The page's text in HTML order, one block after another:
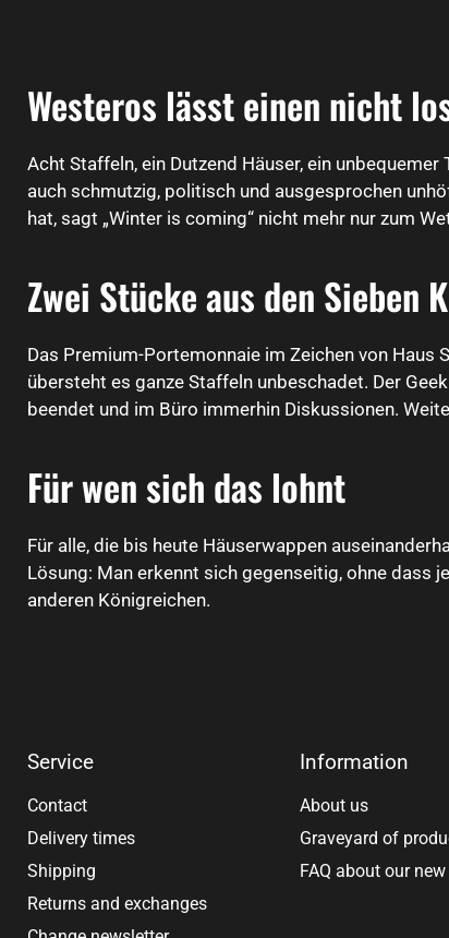
Westeros lässt einen nicht
Acht Staffeln, ein Dutzend Häuser, ein
auch schmutzig, politisch und ausgesprochen
hat, sagt „Winter is coming“ nicht mehr nur zum
Zwei Stücke aus den Sieben
Das Premium-Portemonnaie im Zeichen von Haus
übersteht es ganze Staffeln unbeschadet. Der
beendet und im Büro immerhin Diskussionen.
Für wen sich das lohnt
Für alle, die bis heute Häuserwappen
Lösung: Man erkennt sich gegenseitig, ohne dass
anderen Königreichen.
Service
Contact
Delivery times
Shipping
Returns and exchanges
Information
About us
Graveyard of
FAQ about our